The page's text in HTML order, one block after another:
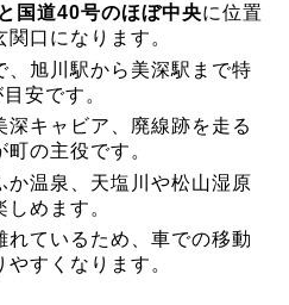
国道40号のほぼ中央に位置
口になります。
、旭川駅から美深駅まで特
安です。
深キャビア、廃線跡を走る
町の主役です。
か温泉、天塩川や松山湿原
めます。
れているため、車での移動
すくなります。